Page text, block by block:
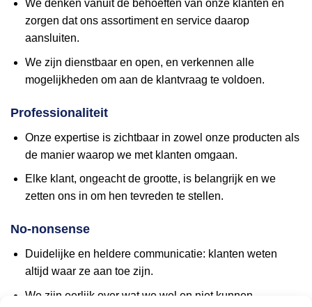
We denken vanuit de behoeften van onze klanten en
zorgen dat ons assortiment en service daarop
aansluiten.
We zijn dienstbaar en open, en verkennen alle
mogelijkheden om aan de klantvraag te voldoen.
Professionaliteit
Onze expertise is zichtbaar in zowel onze producten als
de manier waarop we met klanten omgaan.
Elke klant, ongeacht de grootte, is belangrijk en we
zetten ons in om hen tevreden te stellen.
No-nonsense
Duidelijke en heldere communicatie: klanten weten
altijd waar ze aan toe zijn.
We zijn eerlijk over wat we wel en niet kunnen.